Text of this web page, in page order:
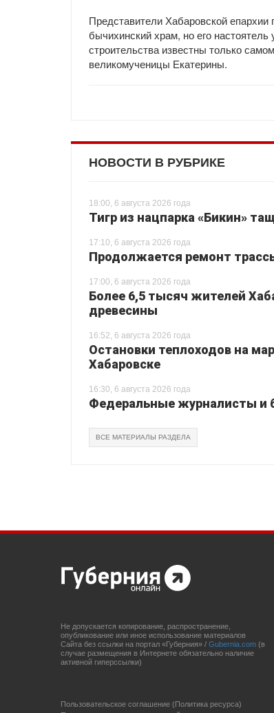
Представители Хабаровской епархии
бычихинский храм, но его
строительства известны только
великомученицы Екатерины.
НОВОСТИ В РУБРИКЕ
18:00, 6 августа 2026 года
Тигр из нацпарка «Бикин»
17:10, 6 августа 2026 года
Продолжается ремонт
17:00, 6 августа 2026 года
Более 6,5 тысяч жителей
древесины
16:52, 6 августа 2026 года
Остановки теплоходов на
Хабаровске
16:30, 6 августа 2026 года
Федеральные журналисты и
ВСЕ МАТЕРИАЛЫ РАЗДЕЛА
Не допускается копирование, распространение,
опубликование или иное использование материалов
Сайта без ссылки на портал «Губерния» / Gubernia.com (в
случае размещения в Интернете обязательно наличие
активной гиперссылки)
Пользовательское соглашение (Политика ресурса)